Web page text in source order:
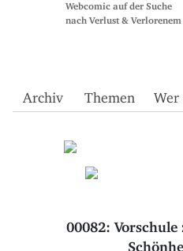
Webcomic auf der Suche
nach Verlust & Verlorenem
Archiv Themen Wer
00082: